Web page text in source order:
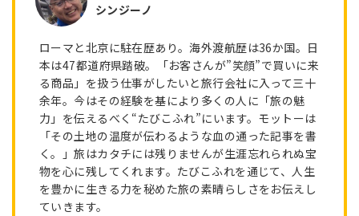
シンジーノ
ローマと北京に駐在歴あり。海外渡航歴は36か国。日
本は47都道府県踏破。「お客さんが”笑顔”で買いに来
る商品」を扱う仕事がしたいと旅行会社に入って三十
余年。今はその経験を基により多くの人に「旅の魅
力」を伝えるべく“たびこふれ”にいます。モットーは
「その土地の温度が伝わるような血の通った記事を書
く。」旅はカタチには残りませんが生涯忘れられぬ宝
物を心に残してくれます。たびこふれを通じて、人生
を豊かに生きる力を秘めた旅の素晴らしさをお伝えし
ていきます。